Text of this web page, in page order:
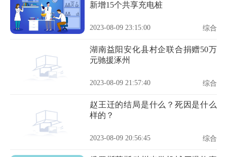
新增15个共享充电桩
2023-08-09 23:15:00 综合
湖南益阳安化县村企联合捐赠50万
元驰援涿州
2023-08-09 21:57:40 综合
赵王迁的结局是什么？死因是什么
样的？
2023-08-09 20:56:45 综合